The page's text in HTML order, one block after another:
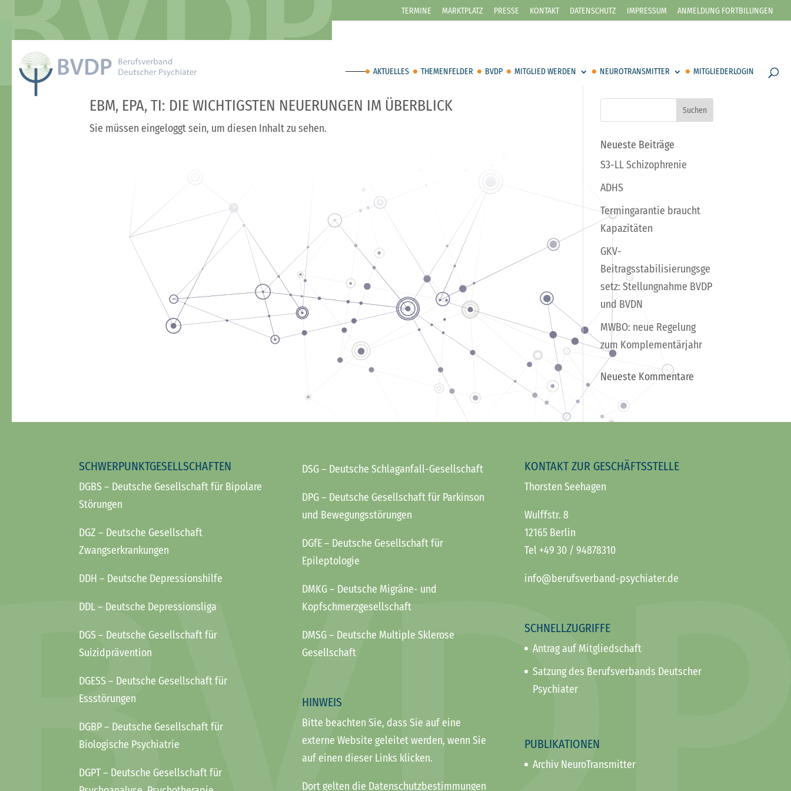
TERMINE MARKTPLATZ PRESSE KONTAKT DATENSCHUTZ IMPRESSUM ANMELDUNG FORTBILUNGEN
AKTUELLES THEMENFELDER BVDP MITGLIED WERDEN NEUROTRANSMITTER MITGLIEDERLOGIN
EBM, EPA, TI: DIE WICHTIGSTEN NEUERUNGEN IM ÜBERBLICK
Sie müssen eingeloggt sein, um diesen Inhalt zu sehen.
Neueste Beiträge
S3-LL Schizophrenie
ADHS
Termingarantie braucht
Kapazitäten
GKV-
Beitragsstabilisierungsge
setz: Stellungnahme BVDP
und BVDN
MWBO: neue Regelung
zum Komplementärjahr
Neueste Kommentare
SCHWERPUNKTGESELLSCHAFTEN
DGBS– Deutsche Gesellschaft für Bipolare
Störungen
DGZ – Deutsche Gesellschaft
Zwangserkrankungen
DDH – Deutsche Depressionshilfe
DDL– Deutsche Depressionsliga
DGS– Deutsche Gesellschaft für
Suizidprävention
DGESS– Deutsche Gesellschaft für
Essstörungen
DGBP– Deutsche Gesellschaft für
Biologische Psychiatrie
DGPT– Deutsche Gesellschaft für
DSG– Deutsche Schlaganfall-Gesellschaft
DPG– Deutsche Gesellschaft für Parkinson
und Bewegungsstörungen
DGfE– Deutsche Gesellschaft für
Epileptologie
DMKG– Deutsche Migräne- und
Kopfschmerzgesellschaft
DMSG– Deutsche Multiple Sklerose
Gesellschaft
HINWEIS
Bitte beachten Sie, dass Sie auf eine
externe Website geleitet werden, wenn Sie
auf einen dieser Links klicken.
Dort gelten die Datenschutzbestimmungen
KONTAKT ZUR GESCHÄFTSSTELLE
Thorsten Seehagen
Wulffstr. 8
12165 Berlin
Tel +49 30 / 94878310
info@berufsverband-psychiater.de
SCHNELLZUGRIFFE
Antrag auf Mitgliedschaft
Satzung des Berufsverbands Deutscher
Psychiater
PUBLIKATIONEN
Archiv NeuroTransmitter